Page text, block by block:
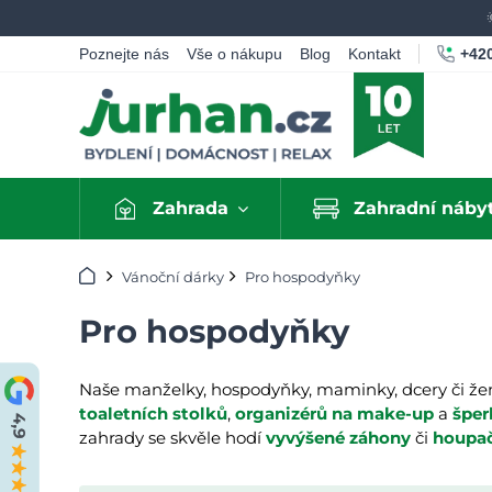
Poznejte nás Vše o nákupu Blog Kontakt
Zahrada Zahradní
Úvod Vánoční dárky Pro hospodyňky
Pro hospodyňky
Naše manželky, hospodyňky, maminky, dcery či
toaletních stolků, organizérů na make-up a
zahrady se skvěle hodívyvýšené záhony či